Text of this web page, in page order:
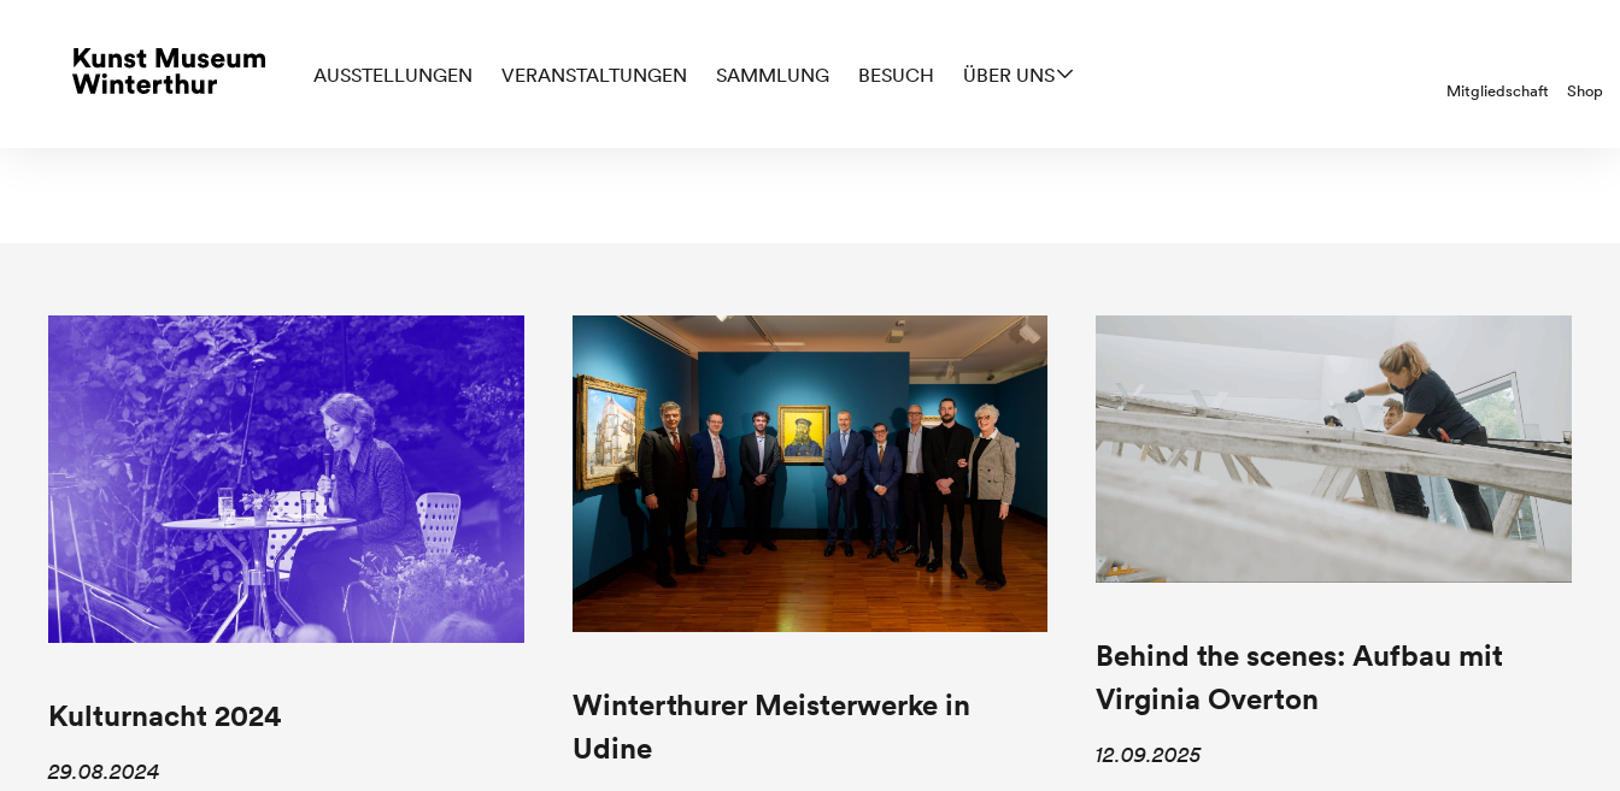
AUSSTELLUNGEN VERANSTALTUNGEN SAMMLUNG BESUCH ÜBER UNS
Mitgliedschaft Shop
Kulturnacht 2024
29.08.2024
Winterthurer Meisterwerke in
Udine
Behind the scenes: Aufbau mit
Virginia Overton
12.09.2025